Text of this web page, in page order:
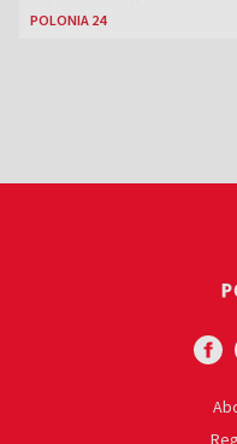
POLONIA 24